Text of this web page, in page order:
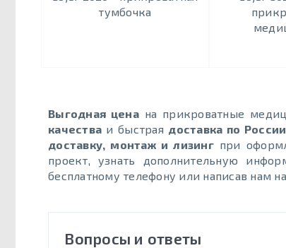
тумбочка
Выгодная ценана прикроватные
качества и быстрая доставка по России
доставку, монтаж и лизингпри
проект, узнать дополнительную
бесплатному телефону или написав нам на
Вопросы и ответы